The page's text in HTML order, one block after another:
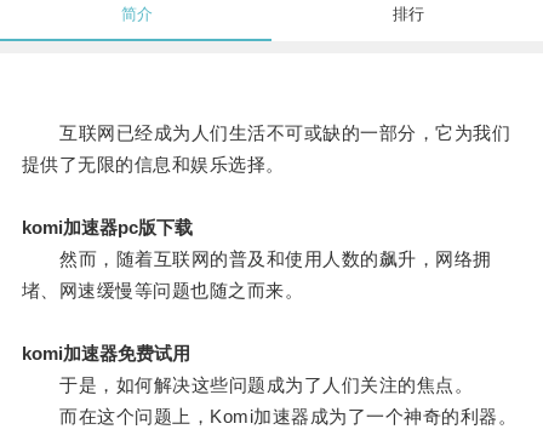
简介 排行
互联网已经成为人们生活不可或缺的一部分，它为我们
提供了无限的信息和娱乐选择。
komi加速器pc版下载
然而，随着互联网的普及和使用人数的飙升，网络拥
堵、网速缓慢等问题也随之而来。
komi加速器免费试用
于是，如何解决这些问题成为了人们关注的焦点。
而在这个问题上，Komi加速器成为了一个神奇的利器。